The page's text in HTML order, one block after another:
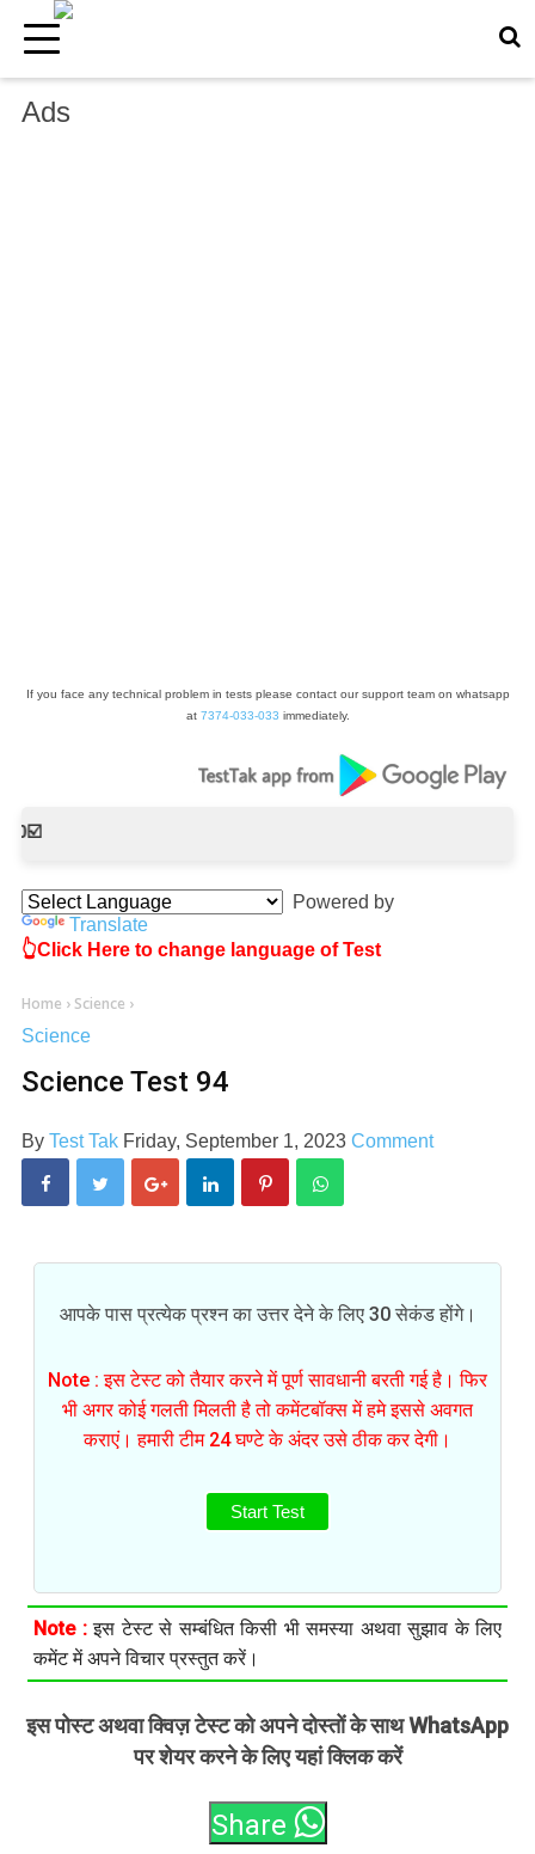
Ads
If you face any technical problem in tests please contact our support team on whatsapp
at 7374-033-033 immediately.
×
Powered by
Translate
👆Click Here to change language of Test
Home › Science ›
Science
Science Test 94
By Test Tak Friday, September 1, 2023 Comment
आपके पास प्रत्येक प्रश्न का उत्तर देने के लिए 30 सेकंड होंगे।
Note : इस टेस्ट को तैयार करने में पूर्ण सावधानी बरती गई है। फिर
भी अगर कोई गलती मिलती है तो कमेंटबॉक्स में हमे इससे अवगत
कराएं। हमारी टीम 24 घण्टे के अंदर उसे ठीक कर देगी।
Start Test
Note :इस टेस्ट से सम्बंधित किसी भी समस्या अथवा सुझाव के लिए
कमेंट में अपने विचार प्रस्तुत करें।
इस पोस्ट अथवा क्विज़ टेस्ट को अपने दोस्तों के साथ WhatsApp
पर शेयर करने के लिए यहां क्लिक करें
Share